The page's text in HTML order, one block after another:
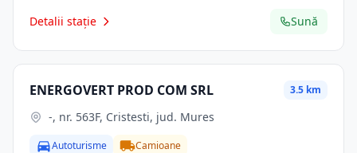
Detalii stație Sună
ENERGOVERT PROD COM SRL 3.5 km
-, nr. 563F, Cristesti, jud. Mures
Autoturisme Camioane